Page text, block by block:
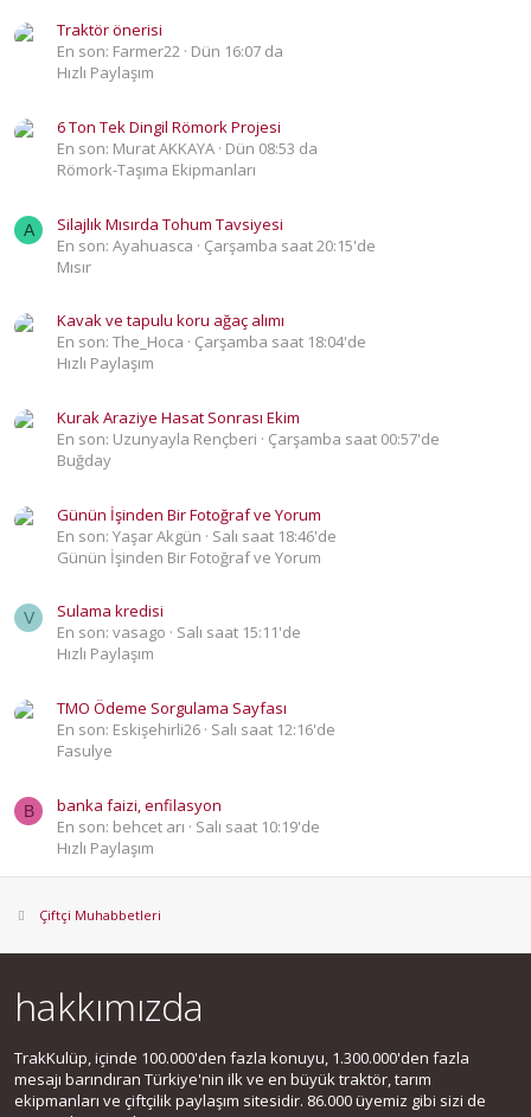
Traktör önerisi
En son: Farmer22 Dün 16:07 da
Hızlı Paylaşım
6 Ton Tek Dingil Römork Projesi
En son: Murat AKKAYA Dün 08:53 da
Römork-Taşıma Ekipmanları
A
Silajlık Mısırda Tohum Tavsiyesi
En son: Ayahuasca
Çarşamba saat 20:15'de
Mısır
Kavak ve tapulu koru ağaç alımı
En son: The_Hoca
Çarşamba saat 18:04'de
Hızlı Paylaşım
Kurak Araziye Hasat Sonrası Ekim
En son: Uzunyayla Rençberi
Çarşamba saat 00:57'de
Buğday
Günün İşinden Bir Fotoğraf ve Yorum
En son: Yaşar Akgün
Salı saat 18:46'de
Günün İşinden Bir Fotoğraf ve Yorum
V
Sulama kredisi
En son: vasago
Salı saat 15:11'de
Hızlı Paylaşım
TMO Ödeme Sorgulama Sayfası
En son: Eskişehirli26 Salı saat 12:16'de
Fasulye
B
banka faizi, enfilasyon
En son: behcet arı
Salı saat 10:19'de
Hızlı Paylaşım
Çiftçi Muhabbetleri
hakkımızda
TrakKulüp, içinde 100.000'den fazla konuyu, 1.300.000'den fazla
mesajı barındıran Türkiye'nin ilk ve en büyük traktör, tarım
ekipmanları ve çiftçilik paylaşım sitesidir. 86.000 üyemiz gibi sizi de